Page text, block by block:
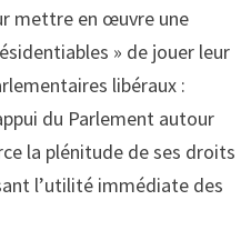
mettre en œuvre une
» de jouer leur
libéraux :
du Parlement autour
la plénitude de ses droits
l’utilité immédiate des